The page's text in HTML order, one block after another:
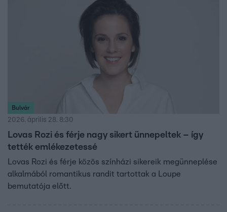
Bulvár
2026. április 28. 8:30
Lovas Rozi és férje nagy sikert ünnepeltek – így
tették emlékezetessé
Lovas Rozi és férje közös színházi sikereik megünneplése
alkalmából romantikus randit tartottak a Loupe
bemutatója előtt.